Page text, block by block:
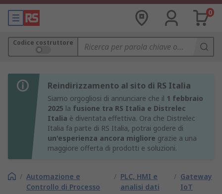
0
Codice costruttore
Reindirizzamento al sito di RS Italia
Siamo orgogliosi di annunciare che il 1 febbraio
2025 la fusione tra RS Italia e Distrelec
Italia è diventata effettiva. Ora che Distrelec
Italia fa parte di RS Italia, potrai godere di
un'esperienza ancora migliore grazie a una
maggiore offerta di prodotti e soluzioni.
/ Automazione e
Controllo di Processo
/ PLC, HMI e
analisi dati
/ Gateway
IoT